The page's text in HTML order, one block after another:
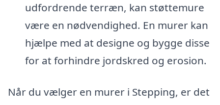
udfordrende terræn, kan støttemure
være en nødvendighed. En murer kan
hjælpe med at designe og bygge disse
for at forhindre jordskred og erosion.
Når du vælger en murer i Stepping, er det